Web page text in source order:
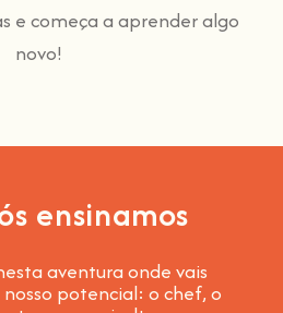
e começa a aprender algo
novo!
ensinamos
aventura onde vais
potencial: o chef, o